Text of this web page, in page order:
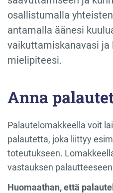
osallistumalla
antamalla äänesi
vaikuttamiskanavasi ja
mielipiteesi.
Anna
Palautelomakkeella voit
palautetta, joka liittyy
toteutukseen.
vastauksen
Huomaathan, että